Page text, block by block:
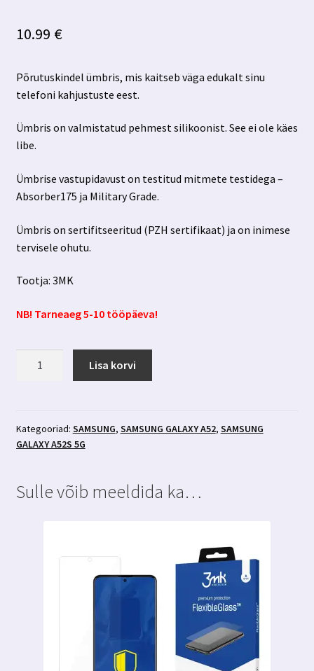
10.99 €
Põrutuskindel ümbris, mis kaitseb väga edukalt sinu
telefoni kahjustuste eest.
Ümbris on valmistatud pehmest silikoonist. See ei ole käes
libe.
Ümbrise vastupidavust on testitud mitmete testidega –
Absorber175 ja Military Grade.
Ümbris on sertifitseeritud (PZH sertifikaat) ja on inimese
tervisele ohutu.
Tootja: 3MK
NB! Tarneaeg 5-10 tööpäeva!
A52s
läbipaistev
3MK
Lisa korvi
Kategooriad: SAMSUNG, SAMSUNG GALAXY A52, SAMSUNG
GALAXY A52S 5G
Sulle võib meeldida ka…